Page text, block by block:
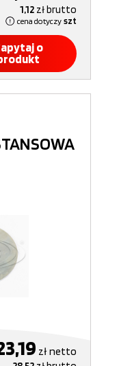
1,12 złbrutto
cena dotyczy szt
o
złnetto